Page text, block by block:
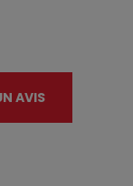
AVIS